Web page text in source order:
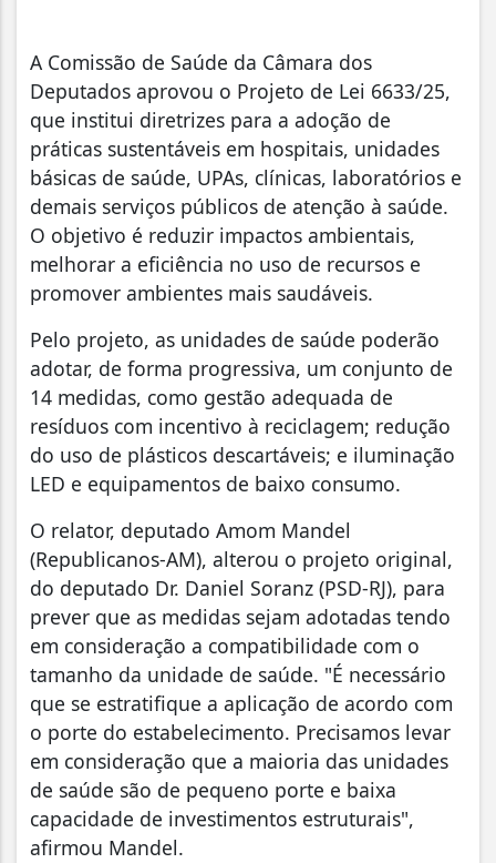
A Comissão de Saúde da Câmara dos
Deputados aprovou o Projeto de Lei 6633/25,
que institui diretrizes para a adoção de
práticas sustentáveis em hospitais, unidades
básicas de saúde, UPAs, clínicas, laboratórios e
demais serviços públicos de atenção à saúde.
O objetivo é reduzir impactos ambientais,
melhorar a eficiência no uso de recursos e
promover ambientes mais saudáveis.
Pelo projeto, as unidades de saúde poderão
adotar, de forma progressiva, um conjunto de
14 medidas, como gestão adequada de
resíduos com incentivo à reciclagem; redução
do uso de plásticos descartáveis; e iluminação
LED e equipamentos de baixo consumo.
O relator, deputado Amom Mandel
(Republicanos-AM), alterou o projeto original,
do deputado Dr. Daniel Soranz (PSD-RJ), para
prever que as medidas sejam adotadas tendo
em consideração a compatibilidade com o
tamanho da unidade de saúde. "É necessário
que se estratifique a aplicação de acordo com
o porte do estabelecimento. Precisamos levar
em consideração que a maioria das unidades
de saúde são de pequeno porte e baixa
capacidade de investimentos estruturais",
afirmou Mandel.